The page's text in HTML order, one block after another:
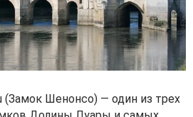
(Замок Шенонсо) — один из трех